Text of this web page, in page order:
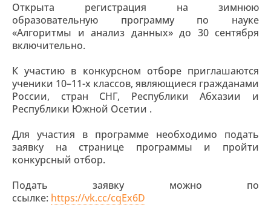
Открыта регистрация на зимнюю
образовательную программу по науке
«Алгоритмы и анализ данных» до 30 сентября
включительно.
К участию в конкурсном отборе приглашаются
ученики 10–11-х классов, являющиеся гражданами
России, стран СНГ, Республики Абхазии и
Республики Южной Осетии .
Для участия в программе необходимо подать
заявку на странице программы и пройти
конкурсный отбор.
Подать заявку можно по
ссылке: https://vk.cc/cqEx6D